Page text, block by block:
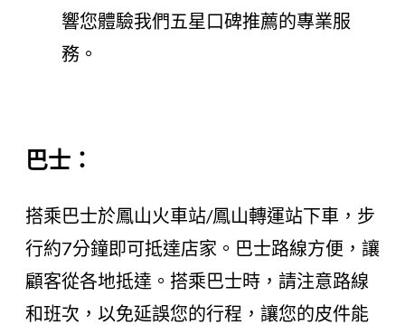
響您體驗我們五星口碑推薦的專業服
務。
巴士：
搭乘巴士於鳳山火車站/鳳山轉運站下車，步
行約7分鐘即可抵達店家。巴士路線方便，讓
顧客從各地抵達。搭乘巴士時，請注意路線
和班次，以免延誤您的行程，讓您的皮件能